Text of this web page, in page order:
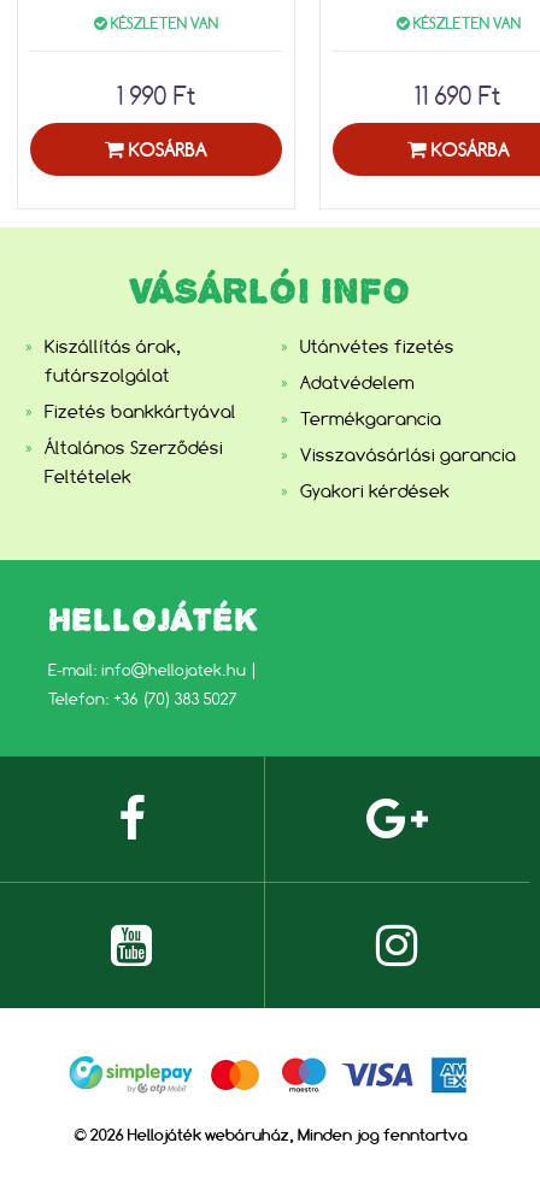
KÉSZLETEN VAN
1 990 Ft
KOSÁRBA
KÉSZLETEN VAN
11 690 Ft
KOSÁRBA
VÁSÁRLÓI INFO
Kiszállítás árak,
futárszolgálat
Fizetés bankkártyával
Általános Szerződési
Feltételek
Utánvétes fizetés
Adatvédelem
Termékgarancia
Visszavásárlási garancia
Gyakori kérdések
HELLOJÁTÉK
E-mail: info@hellojatek.hu
Telefon: +36 (70) 383 5027
© 2026 Hellojáték webáruház, Minden jog fenntartva